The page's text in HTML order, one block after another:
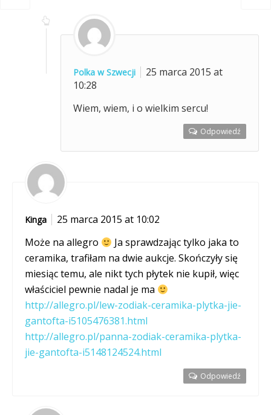
Polka w Szwecji
25 marca 2015 at
10:28
Wiem, wiem, i o wielkim sercu!
Odpowiedź
Kinga
25 marca 2015 at 10:02
Może na allegro
Ja sprawdzając tylko jaka to
ceramika, trafiłam na dwie aukcje. Skończyły się
miesiąc temu, ale nikt tych płytek nie kupił, więc
właściciel pewnie nadal je ma
http://allegro.pl/lew-zodiak-ceramika-plytka-jie-
gantofta-i5105476381.html
http://allegro.pl/panna-zodiak-ceramika-plytka-
jie-gantofta-i5148124524.html
Odpowiedź